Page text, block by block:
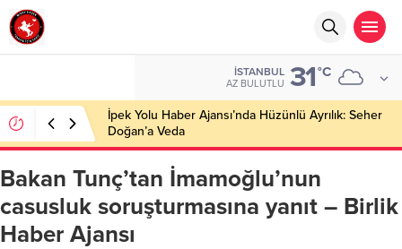
İSTANBUL
AZ BULUTLU 31°C
İpek Yolu Haber Ajansı’nda Hüzünlü Ayrılık: Seher
Doğan’a Veda
Bakan Tunç’tan İmamoğlu’nun
casusluk soruşturmasına yanıt – Birlik
Haber Ajansı